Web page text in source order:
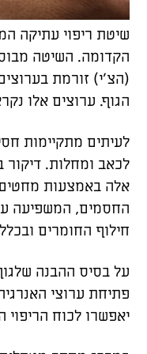
שיטת ריפוי עתיקה
הקדומה. השיטה
(הצ'י) זורמת
הגוף. ערוצים אלו
לעיתים מתקיימות
לכאב ומחלות. דיקור
אלה באמצעות
החסמים, המשפיעה
חילוף החומרים
על בסיס ההבנה
פתיחת ערוצי
יאפשרו לכוח